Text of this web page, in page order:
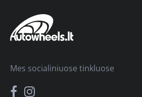
Mes socialiniuose tinkluose